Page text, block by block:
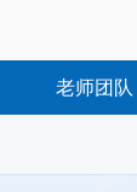
老师团队